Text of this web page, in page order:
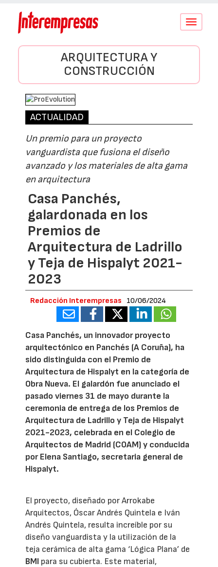
Conmutar
ARQUITECTURA Y
CONSTRUCCIÓN
ACTUALIDAD
Un premio para un proyecto
vanguardista que fusiona el diseño
avanzado y los materiales de alta gama
en arquitectura
Casa Panchés,
galardonada en los
Premios de
Arquitectura de Ladrillo
y Teja de Hispalyt 2021-
2023
Redacción Interempresas 10/06/2024
Casa Panchés, un innovador proyecto
arquitectónico en Panchés (A Coruña), ha
sido distinguida con el Premio de
Arquitectura de Hispalyt en la categoría de
Obra Nueva. El galardón fue anunciado el
pasado viernes 31 de mayo durante la
ceremonia de entrega de los Premios de
Arquitectura de Ladrillo y Teja de Hispalyt
2021-2023, celebrada en el Colegio de
Arquitectos de Madrid (COAM) y conducida
por Elena Santiago, secretaria general de
Hispalyt.
El proyecto, diseñado por Arrokabe
Arquitectos, Óscar Andrés Quintela e Iván
Andrés Quintela, resulta increíble por su
diseño vanguardista y la utilización de la
teja cerámica de alta gama ‘Lógica Plana’ de
BMI para su cubierta. Este material,